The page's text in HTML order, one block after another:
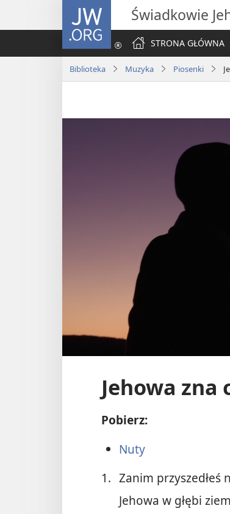
JW.ORG Świadkowie
STRONA GŁÓWNA
Biblioteka Muzyka Piosenki
Jehowa zna
Pobierz:
Nuty
1. Zanim przyszedłeś
Jehowa w głębi